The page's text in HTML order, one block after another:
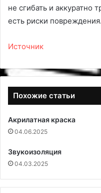
не сгибать и аккуратно
есть риски повреждения.
Источник
Похожие статьи
Акрилатная краска
04.06.2025
Звукоизоляция
04.03.2025